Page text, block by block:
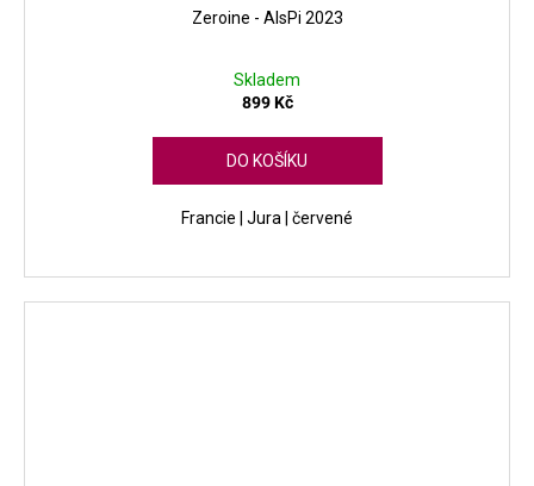
Zeroine - AlsPi 2023
Skladem
899 Kč
DO KOŠÍKU
Francie | Jura | červené